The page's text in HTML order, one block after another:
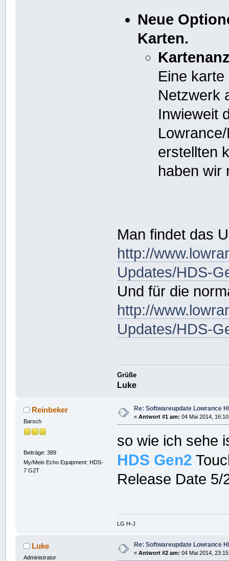
Neue
Karten.
Eine
Netzwerk
Inwieweit
erstellten
haben wir
Man findet das
http://
Updates/HDS-
Und für die
http://
Updates/HDS-
Grüße
Luke
Reinbeker
Barsch
Beiträge: 389
My/Mein Echo Equipment: HDS-
7 G2T
Re: Softwareupdate Lowrance
« Antwort #1 am: 04 Mai 2014,
so wie ich sehe
HDS Gen2
Release Date 5/
LG H-J
Luke
Administrator
Re: Softwareupdate Lowrance
« Antwort #2 am: 04 Mai 2014,